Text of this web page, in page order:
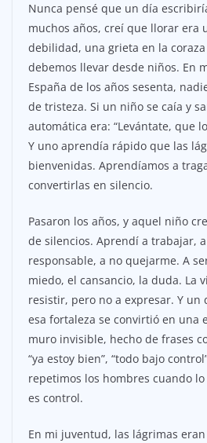
Nunca pensé que un día
muchos años, creí que llorar era
debilidad, una grieta en la
debemos llevar desde niños. En
España de los años sesenta,
de tristeza. Si un niño se caía y
automática era: “Levántate, que
Y uno aprendía rápido que las
bienvenidas. Aprendíamos a
convertirlas en silencio.
Pasaron los años, y aquel niño
de silencios. Aprendí a trabajar,
responsable, a no quejarme. A
miedo, el cansancio, la duda. La
resistir, pero no a expresar. Y un
esa fortaleza se convirtió en una
muro invisible, hecho de frases
“ya estoy bien”, “todo bajo
repetimos los hombres cuando
es control.
En mi juventud, las lágrimas